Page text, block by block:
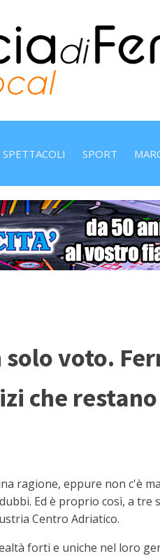
SPORT
voto.
che
ragione, eppure non c'è
Ed è proprio così, a tre
Centro Adriatico.
forti e uniche nel loro